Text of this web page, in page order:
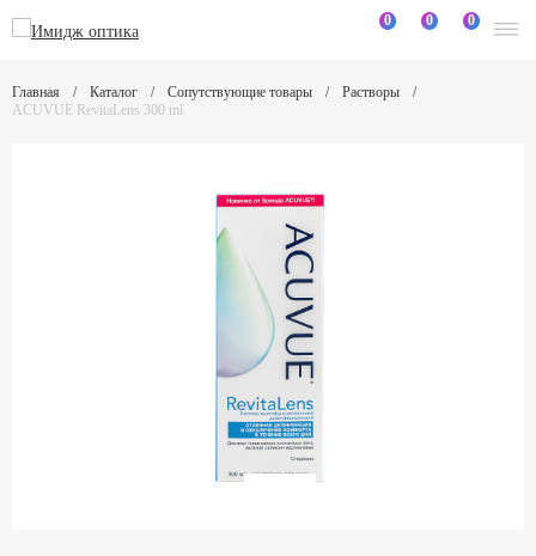
0 0 0
Главная Каталог Сопутствующие товары
Растворы
ACUVUE RevitaLens 300 ml